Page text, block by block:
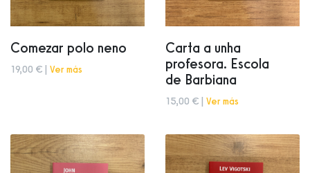
Comezar polo neno
19,00 € | Ver más
Carta a unha
profesora. Escola
de Barbiana
15,00 € | Ver más